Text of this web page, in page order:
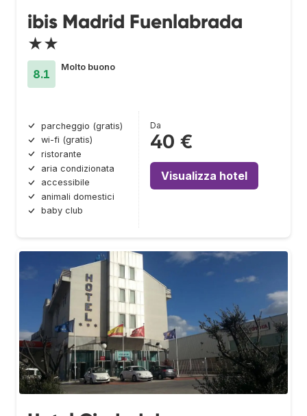
ibis Madrid Fuenlabrada
★★
8.1
Molto buono
parcheggio (gratis)
wi-fi (gratis)
ristorante
aria condizionata
accessibile
animali domestici
baby club
Da
40 €
Visualizza hotel